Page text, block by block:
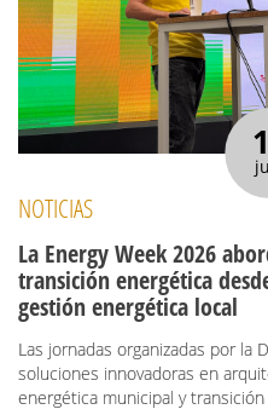
NOTICIAS
La Energy Week 2026
transición energética
gestión energética local
Las jornadas organizadas por la
soluciones innovadoras en
energética municipal y